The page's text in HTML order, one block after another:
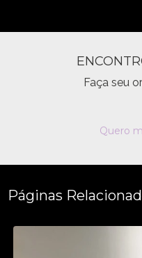
Faça seu
Quero
Páginas